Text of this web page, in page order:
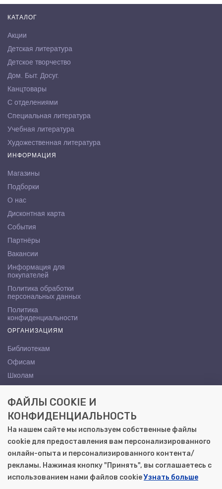
КАТАЛОГ
Акции
Детская литература
Детское творчество
Дом. Быт. Досуг.
Канцтовары
С отделениями
Специальная литература
Учебная литература
Художественная литература
ИНФОРМАЦИЯ
Магазины
Подборки
О нас
Дисконтная карта
События
Партнёры
Вакансии
Информация для
покупателей
Политика обработки
персональных данных
Политика
конфиденциальности
ОРГАНИЗАЦИЯМ
Библиотекам
Офисам
Школам
КОНТАКТЫ
Саратов, ул. Осипова, 10А
+7 (8452) 72-65-65
gemera@moya-kniga.ru
ФАЙЛЫ COOKIE И
КОНФИДЕНЦИАЛЬНОСТЬ
На нашем сайте мы используем собственные файлы
cookie для предоставления вам персонализированного
онлайн-опыта и персонализированного контента/
рекламы. Нажимая кнопку "Принять", вы соглашаетесь с
использованием нами файлов cookieУзнать больше